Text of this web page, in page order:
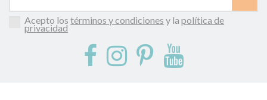
Acepto lostérminos y condiciones y lapolítica de
privacidad